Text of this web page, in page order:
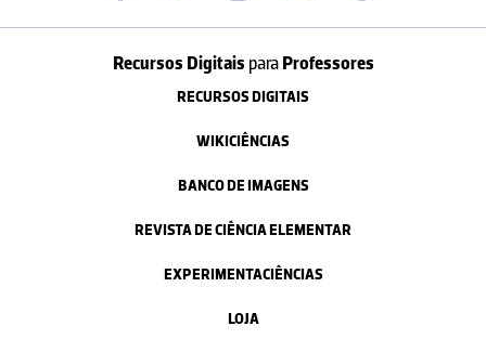
Recursos Digitais paraProfessores
RECURSOS DIGITAIS
WIKICIÊNCIAS
BANCO DE IMAGENS
REVISTA DE CIÊNCIA ELEMENTAR
EXPERIMENTACIÊNCIAS
LOJA